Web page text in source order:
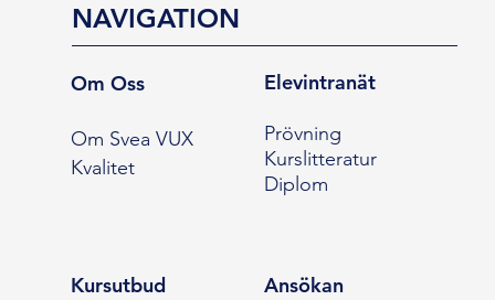
NAVIGATION
Om Oss
Om Svea VUX
Kvalitet
Elevintranät
Prövning
Kurslitteratur
Diplom
Kursutbud Ansökan